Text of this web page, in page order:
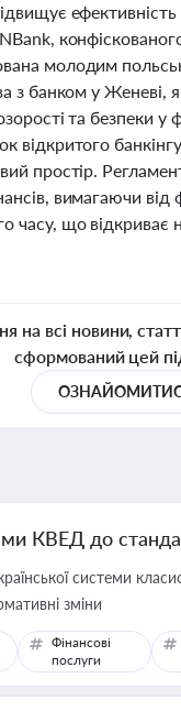
ефективність
молодим
з банком у
та безпеки
простір.
вимагаючи
що відкриває
всі новини,
сформований цей
КВЕД до
системи
зміни
Фінансові
послуги